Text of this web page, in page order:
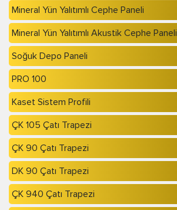
Mineral Yün Yalıtımlı Cephe Paneli
Mineral Yün Yalıtımlı Akustik Cephe Paneli
Soğuk Depo Paneli
PRO 100
Kaset Sistem Profili
ÇK 105 Çatı Trapezi
ÇK 90 Çatı Trapezi
DK 90 Çatı Trapezi
ÇK 940 Çatı Trapezi